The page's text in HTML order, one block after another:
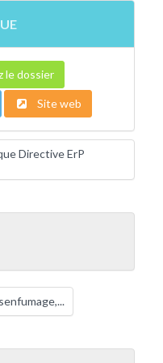
le dossier
Site web
Directive ErP